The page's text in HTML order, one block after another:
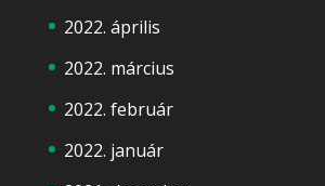
2022. április
2022. március
2022. február
2022. január